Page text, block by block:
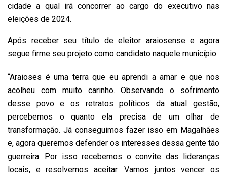
cidade a qual irá concorrer ao cargo do executivo nas
eleições de 2024.
Após receber seu título de eleitor araiosense e agora
segue firme seu projeto como candidato naquele município.
“Araioses é uma terra que eu aprendi a amar e que nos
acolheu com muito carinho. Observando o sofrimento
desse povo e os retratos políticos da atual gestão,
percebemos o quanto ela precisa de um olhar de
transformação. Já conseguimos fazer isso em Magalhães
e, agora queremos defender os interesses dessa gente tão
guerreira. Por isso recebemos o convite das lideranças
locais, e resolvemos aceitar. Vamos juntos vencer os